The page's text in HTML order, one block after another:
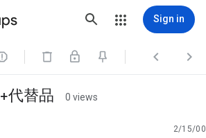
Sign in
  
代替品 0 views
2/15/00